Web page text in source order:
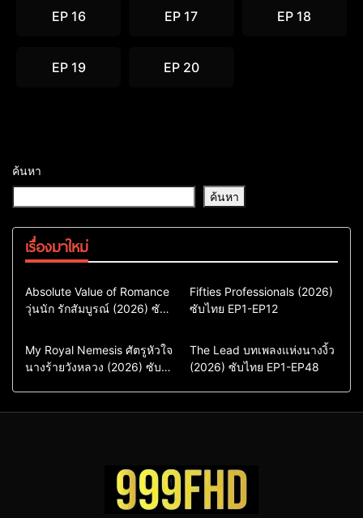
EP 16 EP 17 EP 18
EP 19 EP 20
ค้นหา
ค้นหา
เรื่องมาใหม่
Comedy
Drama
ซีรี่ย์เกาหลี
ซีรี่ย์เกาหลีพากย์ไทย
Absolute Value of Romance
วุ่นนัก รักสัมบูรณ์ (2026) ซับ
Action & Adventure
Comedy
Drama
ซีรี่ย์เกาหลีซับไทย
Fifties Professionals (2026)
ซับไทย EP1-EP12
Comedy
Drama
Sci-Fi & Fantasy
My Royal Nemesis ศัตรูหัวใจ
นางร้ายวังหลวง (2026) ซับ
Drama
ซีรี่ย์จีน
ซีรี่ย์จีนซับไทย
The Lead บทเพลงแห่งนางงิ้ว
(2026) ซับไทย EP1-EP48